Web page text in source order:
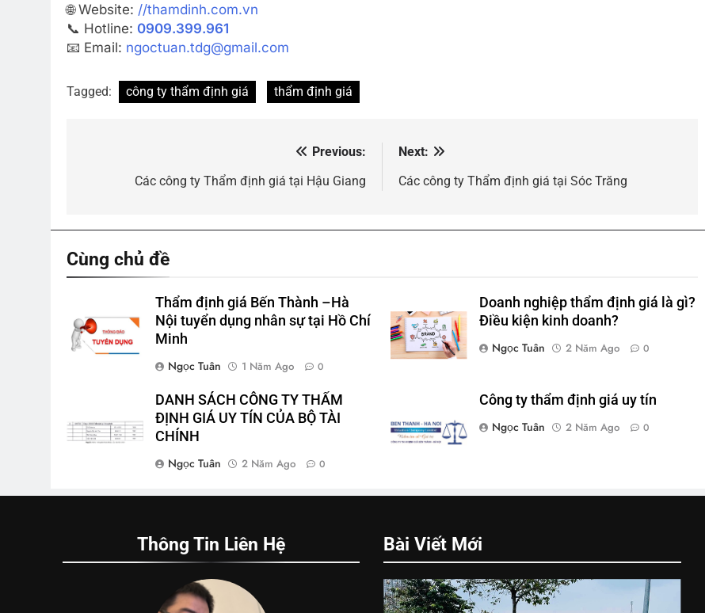
🌐 Website: //thamdinh.com.vn
📞 Hotline: 0909.399.961
📧 Email: ngoctuan.tdg@gmail.com
Tagged: công ty thẩm định giá thẩm định giá
hướng
Previous:
Các công ty Thẩm định giá tại Hậu Giang
Next:
Các công ty Thẩm định giá tại Sóc Trăng
Cùng chủ đề
Thẩm định giá Bến Thành –Hà
Nội tuyển dụng nhân sự tại Hồ Chí
Minh
Ngọc Tuân
1 Năm Ago 0
Doanh nghiệp thẩm định giá là gì?
Điều kiện kinh doanh?
Ngọc Tuân
2 Năm Ago 0
DANH SÁCH CÔNG TY THẨM
ĐỊNH GIÁ UY TÍN CỦA BỘ TÀI
CHÍNH
Ngọc Tuân
2 Năm Ago 0
Công ty thẩm định giá uy tín
Ngọc Tuân
2 Năm Ago 0
Thông Tin Liên Hệ Bài Viết Mới